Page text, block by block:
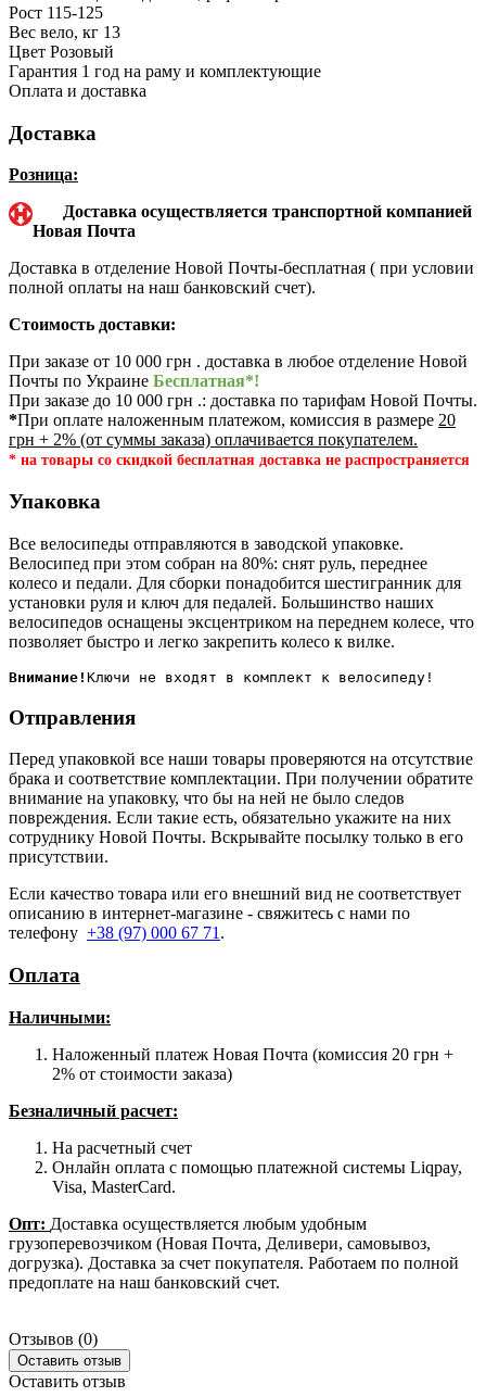
Рост 115-125
Вес вело, кг 13
Цвет Розовый
Гарантия 1 год на раму и комплектующие
Оплата и доставка
Доставка
Розница:
Доставка осуществляется транспортной компанией
Новая Почта
Доставка в отделение Новой Почты-бесплатная ( при условии
полной оплаты на наш банковский счет).
Стоимость доставки:
При заказе от 10 000 грн . доставка в любое отделение Новой
Почты по Украине Бесплатная*!
При заказе до 10 000 грн .: доставка по тарифам Новой Почты.
*При оплате наложенным платежом, комиссия в размере 20
грн + 2% (от суммы заказа) оплачивается покупателем.
* на товары со скидкой бесплатная доставка не распространяется
Упаковка
Все велосипеды отправляются в заводской упаковке.
Велосипед при этом собран на 80%: снят руль, переднее
колесо и педали. Для сборки понадобится шестигранник для
установки руля и ключ для педалей. Большинство наших
велосипедов оснащены эксцентриком на переднем колесе, что
позволяет быстро и легко закрепить колесо к вилке.
Внимание!
Отправления
Перед упаковкой все наши товары проверяются на отсутствие
брака и соответствие комплектации. При получении обратите
внимание на упаковку, что бы на ней не было следов
повреждения. Если такие есть, обязательно укажите на них
сотруднику Новой Почты. Вскрывайте посылку только в его
присутствии.
Если качество товара или его внешний вид не соответствует
описанию в интернет-магазине - свяжитесь с нами по
телефону +38 (97) 000 67 71 .
Оплата
Наличными:
Наложенный платеж Новая Почта (комиссия 20 грн +
2% от стоимости заказа)
Безналичный расчет:
На расчетный счет
Онлайн оплата с помощью платежной системы Liqpay,
Visa, MasterCard.
Опт: Доставка осуществляется любым удобным
грузоперевозчиком (Новая Почта, Деливери, самовывоз,
догрузка). Доставка за счет покупателя. Работаем по полной
предоплате на наш банковский счет.
Отзывов (0)
Оставить отзыв
Оставить отзыв